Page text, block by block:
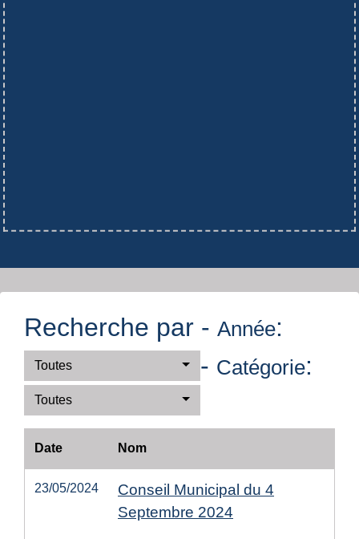
Recherche par - Année:
Toutes - Catégorie:
Toutes
Date Nom
23/05/2024
Conseil Municipal du 4
Septembre 2024